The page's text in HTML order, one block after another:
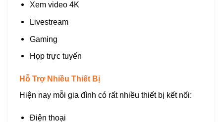
Xem video 4K
Livestream
Gaming
Họp trực tuyến
Hỗ Trợ Nhiều Thiết Bị
Hiện nay mỗi gia đình có rất nhiều thiết bị kết nối:
Điện thoại